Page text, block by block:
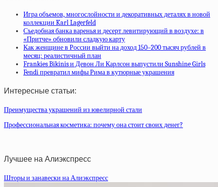
Игра объемов, многослойности и декоративных деталях в новой
коллекции Karl Lagerfeld
Съедобная банка варенья и десерт левитирующий в воздухе: в
«Притче» обновили сладкую карту
Как женщине в России выйти на доход 150–200 тысяч рублей в
месяц: реалистичный план
Frankies Bikinis и Девон Ли Карлсон выпустили Sunshine Girls
Fendi превратил мифы Рима в кутюрные украшения
Интересные статьи:
Преимущества украшений из ювелирной стали
Профессиональная косметика: почему она стоит своих денег?
Лучшее на Алиэкспресс
Шторы и занавески на Алиэкспресс